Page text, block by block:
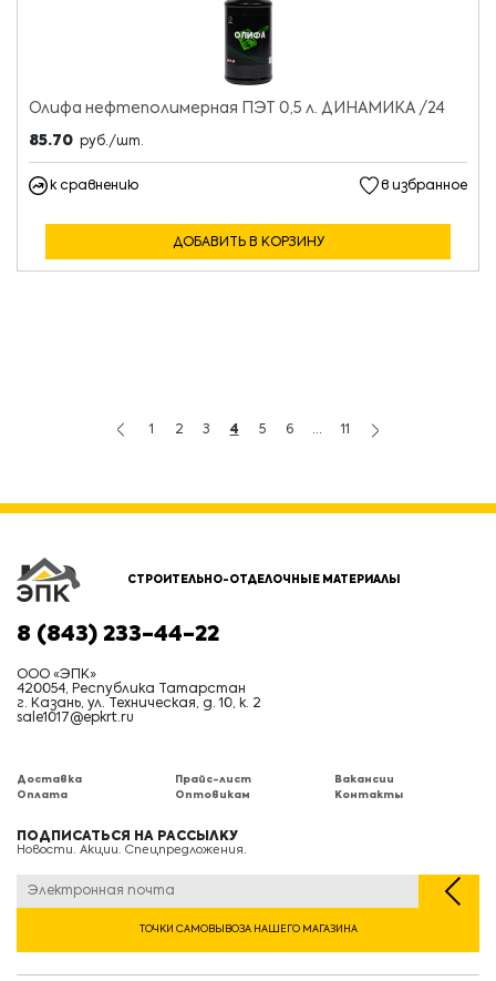
Олифа нефтеполимерная ПЭТ 0,5 л. ДИНАМИКА /24
85.70 руб./шт.
к сравнению в избранное
ДОБАВИТЬ В КОРЗИНУ
1 2 3 4 5 6 ... 11
СТРОИТЕЛЬНО-ОТДЕЛОЧНЫЕ МАТЕРИАЛЫ
8 (843) 233-44-22
ООО «ЭПК»
420054, Республика Татарстан
г. Казань, ул. Техническая, д. 10, к. 2
sale1017@epkrt.ru
Доставка
Оплата
Прайс-лист
Оптовикам
Вакансии
Контакты
ПОДПИСАТЬСЯ НА РАССЫЛКУ
Новости. Акции. Спецпредложения.
ТОЧКИ САМОВЫВОЗА НАШЕГО МАГАЗИНА